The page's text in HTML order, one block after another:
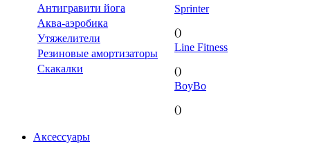
Антигравити йога
Аква-аэробика
Утяжелители
Резиновые амортизаторы
Скакалки
Sprinter
()
Line Fitness
()
BoyBo
()
Аксессуары